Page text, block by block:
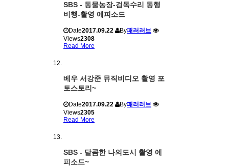
SBS - 동물농장-검독수리 동행
비행-촬영 에피소드
Date2017.09.22 By패러러브
Views2308
Read More
베우 서강준 뮤직비디오 촬영 포
토스토리~
Date2017.09.22 By패러러브
Views2305
Read More
SBS - 달콤한 나의도시 촬영 에
피소드~